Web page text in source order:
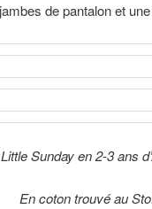
de pantalon et
Little Sunday en 2-3 ans d’
En coton trouvé au